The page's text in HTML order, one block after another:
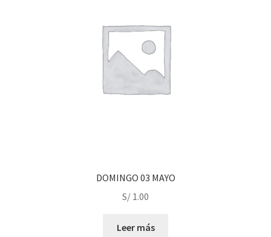
DOMINGO 03 MAYO
S/ 1.00
Leer más